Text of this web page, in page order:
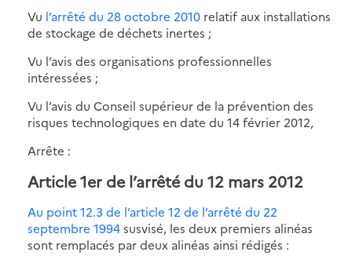
Vu l’arrêté du 28 octobre 2010 relatif aux installations
de stockage de déchets inertes ;
Vu l’avis des organisations professionnelles
intéressées ;
Vu l’avis du Conseil supérieur de la prévention des
risques technologiques en date du 14 février 2012,
Arrête :
Article 1er de l’arrêté du 12 mars 2012
Au point 12.3 de l’article 12 de l’arrêté du 22
septembre 1994susvisé, les deux premiers alinéas
sont remplacés par deux alinéas ainsi rédigés :